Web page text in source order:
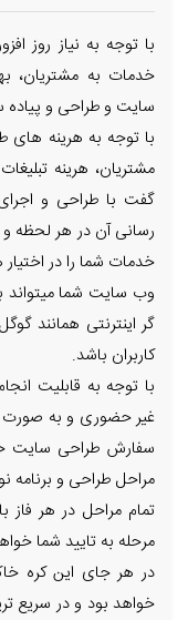
با توجه به نیاز روز
خدمات به مشتریان،
سایت و طراحی و پیاده
با توجه به هرینه
مشتریان، هرینه
گفت با طراحی و
رسانی آن در هر لحظه و
خدمات شما را در اختیار
وب سایت شما میتواند
گر اینترنتی همانند
کاربران باشد.
با توجه به قابلیت
غیر حضوری و به صورت
سفارش طراحی سایت
مراحل طراحی و برنامه
تمام مراحل در هر
مرحله به تایید شما
در هر جای این کره
خواهد بود و در سریع